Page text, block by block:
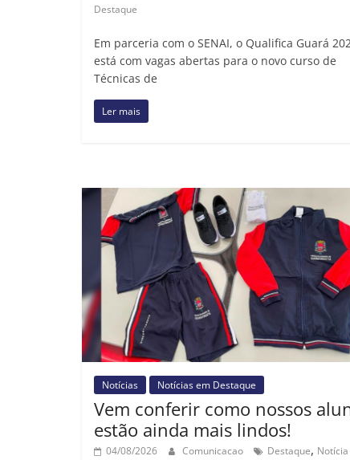
Destaque
Em parceria com o SENAI, o Qualifica Guará
está com vagas abertas para o novo curso de
Técnicas de
Ler mais
Notícias Notícias em Destaque
Vem conferir como nossos
estão ainda mais lindos!
04/08/2026 Comunicacao Destaque,